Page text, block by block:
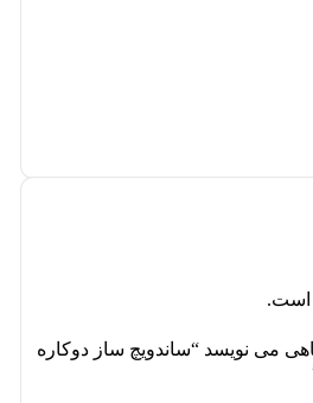
است.
می نویسد “ساندویچ ساز دوکاره